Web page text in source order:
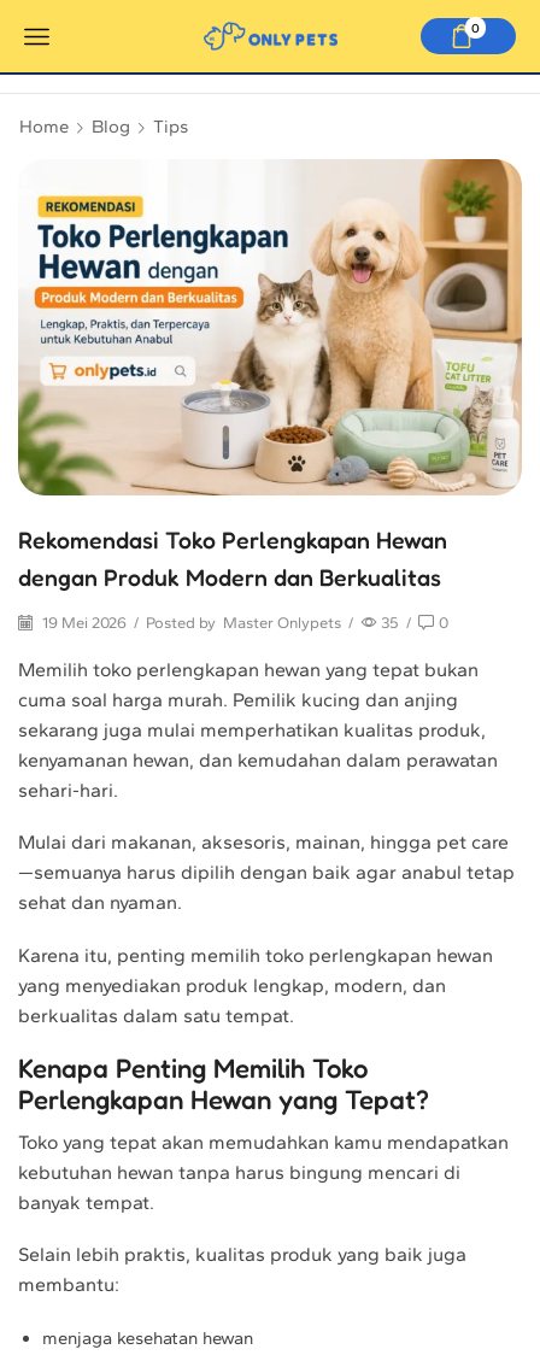
0
Home Blog Tips
Rekomendasi Toko Perlengkapan Hewan
dengan Produk Modern dan Berkualitas
19 Mei 2026 / Posted by Master Onlypets / 35 / 0
Memilih toko perlengkapan hewan yang tepat bukan
cuma soal harga murah. Pemilik kucing dan anjing
sekarang juga mulai memperhatikan kualitas produk,
kenyamanan hewan, dan kemudahan dalam perawatan
sehari-hari.
Mulai dari makanan, aksesoris, mainan, hingga pet care
—semuanya harus dipilih dengan baik agar anabul tetap
sehat dan nyaman.
Karena itu, penting memilih toko perlengkapan hewan
yang menyediakan produk lengkap, modern, dan
berkualitas dalam satu tempat.
Kenapa Penting Memilih Toko
Perlengkapan Hewan yang Tepat?
Toko yang tepat akan memudahkan kamu mendapatkan
kebutuhan hewan tanpa harus bingung mencari di
banyak tempat.
Selain lebih praktis, kualitas produk yang baik juga
membantu:
menjaga kesehatan hewan